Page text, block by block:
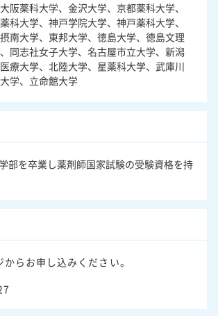
阪薬科大学、金沢大学、京都薬科大学、
科大学、神戸学院大学、神戸薬科大学、
南大学、東邦大学、徳島大学、徳島文理
同志社女子大学、名古屋市立大学、新潟
療大学、北陸大学、星薬科大学、武庫川
学、立命館大学
部を卒業し薬剤師国家試験の受験資格を持
らお申し込みください。